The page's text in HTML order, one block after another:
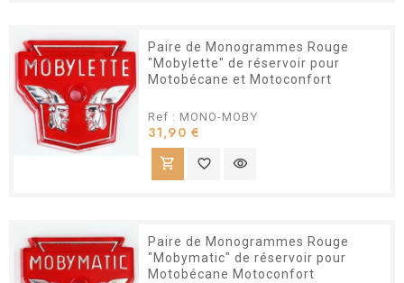
Paire de Monogrammes Rouge
"Mobylette" de réservoir pour
Motobécane et Motoconfort
Ref : MONO-MOBY
31,90 €
shopping_cart favorite_border visibility
Paire de Monogrammes Rouge
"Mobymatic" de réservoir pour
Motobécane Motoconfort